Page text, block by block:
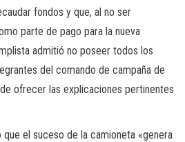
fondos y que, al no ser
parte de pago para la nueva
admitió no poseer todos los
del comando de campaña de
ofrecer las explicaciones pertinentes
el suceso de la camioneta «genera